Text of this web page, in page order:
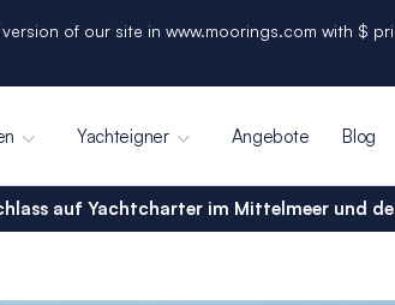
of our site in www.moorings.com with $
Yachteigner Angebote Blog
auf Yachtcharter im Mittelmeer und